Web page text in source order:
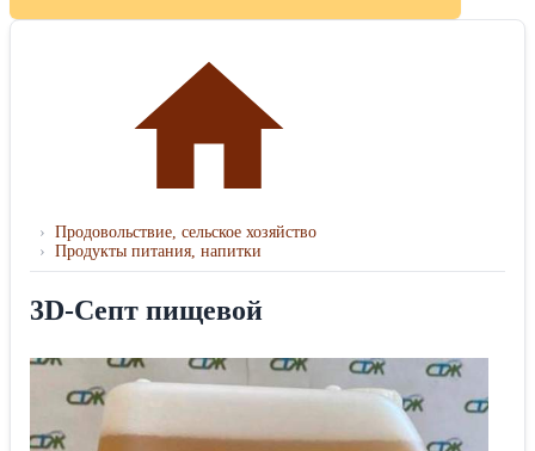
› Продовольствие, сельское хозяйство
› Продукты питания, напитки
3D-Септ пищевой